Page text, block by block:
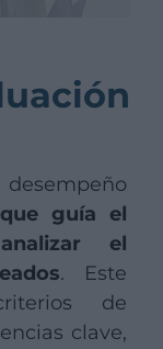
guía el
el
. Este
de
clave,